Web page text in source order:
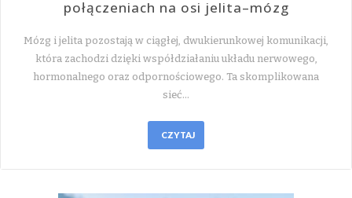
połączeniach na osi jelita–mózg
Mózg i jelita pozostają w ciągłej, dwukierunkowej komunikacji,
która zachodzi dzięki współdziałaniu układu nerwowego,
hormonalnego oraz odpornościowego. Ta skomplikowana
sieć…
CZYTAJ